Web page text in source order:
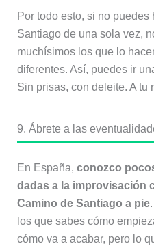
Por todo esto, si no
Santiago de una sola vez,
muchísimos los que lo
diferentes. Así, puedes ir
Sin prisas, con deleite. A tu
9. Ábrete a las
En España, conozco
dadas a la improvisación
Camino de Santiago a pie
los que sabes cómo
cómo va a acabar, pero lo